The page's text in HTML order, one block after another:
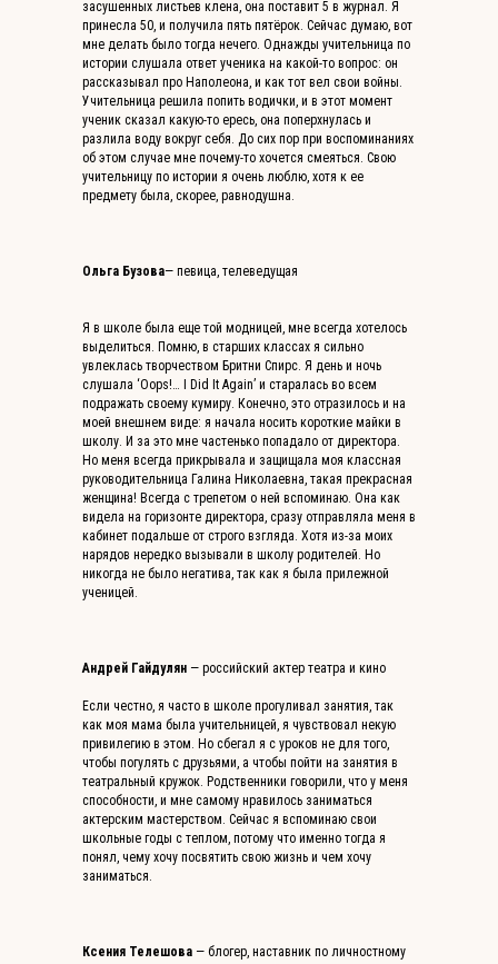
засушенных листьев клена, она поставит 5 в журнал. Я
принесла 50, и получила пять пятёрок. Сейчас думаю, вот
мне делать было тогда нечего. Однажды учительница по
истории слушала ответ ученика на какой-то вопрос: он
рассказывал про Наполеона, и как тот вел свои войны.
Учительница решила попить водички, и в этот момент
ученик сказал какую-то ересь, она поперхнулась и
разлила воду вокруг себя. До сих пор при воспоминаниях
об этом случае мне почему-то хочется смеяться. Свою
учительницу по истории я очень люблю, хотя к ее
предмету была, скорее, равнодушна.
Ольга Бузова— певица, телеведущая
Я в школе была еще той модницей, мне всегда хотелось
выделиться. Помню, в старших классах я сильно
увлеклась творчеством Бритни Спирс. Я день и ночь
слушала ‘Oops!… I Did It Again’ и старалась во всем
подражать своему кумиру. Конечно, это отразилось и на
моей внешнем виде: я начала носить короткие майки в
школу. И за это мне частенько попадало от директора.
Но меня всегда прикрывала и защищала моя классная
руководительница Галина Николаевна, такая прекрасная
женщина! Всегда с трепетом о ней вспоминаю. Она как
видела на горизонте директора, сразу отправляла меня в
кабинет подальше от строго взгляда. Хотя из-за моих
нарядов нередко вызывали в школу родителей. Но
никогда не было негатива, так как я была прилежной
ученицей.
Андрей Гайдулян — российский актер театра и кино
Если честно, я часто в школе прогуливал занятия, так
как моя мама была учительницей, я чувствовал некую
привилегию в этом. Но сбегал я с уроков не для того,
чтобы погулять с друзьями, а чтобы пойти на занятия в
театральный кружок. Родственники говорили, что у меня
способности, и мне самому нравилось заниматься
актерским мастерством. Сейчас я вспоминаю свои
школьные годы с теплом, потому что именно тогда я
понял, чему хочу посвятить свою жизнь и чем хочу
заниматься.
Ксения Телешова — блогер, наставник по личностному